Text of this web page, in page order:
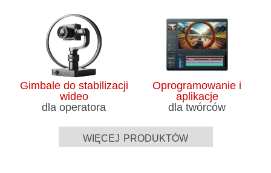
Gimbale do stabilizacji
wideo
dla operatora
Oprogramowanie i
aplikacje
dla twórców
więcej produktów